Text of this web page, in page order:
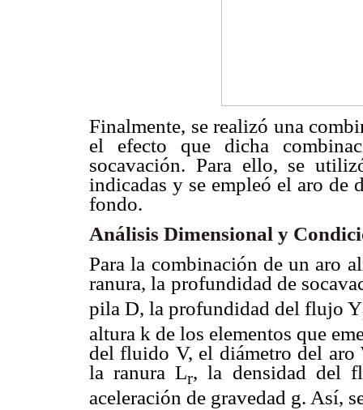
Finalmente, se realizó una
el efecto que dicha
socavación. Para ello, se
indicadas y se empleó el aro
fondo.
Análisis Dimensional y
Para la combinación de un aro
ranura, la profundidad de
pila D, la profundidad del flujo Y
altura k de los elementos que
del fluido V, el diámetro del aro
la ranura Lr, la densidad del
aceleración de gravedad g. Así,